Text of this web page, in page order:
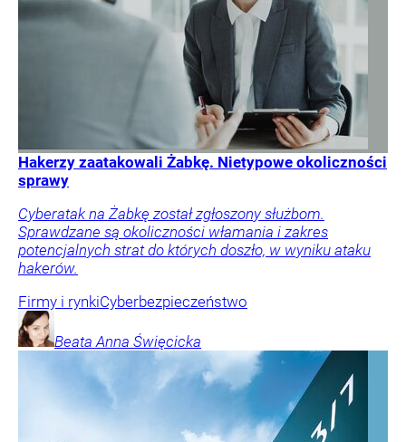
Hakerzy zaatakowali Żabkę. Nietypowe okoliczności
sprawy
Cyberatak na Żabkę został zgłoszony służbom.
Sprawdzane są okoliczności włamania i zakres
potencjalnych strat do których doszło, w wyniku ataku
hakerów.
Firmy i rynkiCyberbezpieczeństwo
Beata Anna Święcicka